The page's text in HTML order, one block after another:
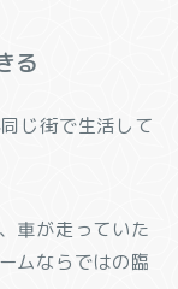
る
じ街で生活して
車が走っていた
ムならではの臨